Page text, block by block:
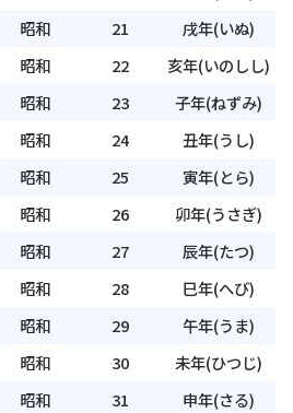
昭和 21 戌年(いぬ)
昭和 22 亥年(いのしし)
昭和 23 子年(ねずみ)
昭和 24 丑年(うし)
昭和 25 寅年(とら)
昭和 26 卯年(うさぎ)
昭和 27 辰年(たつ)
昭和 28 巳年(へび)
昭和 29 午年(うま)
昭和 30 未年(ひつじ)
昭和 31 申年(さる)